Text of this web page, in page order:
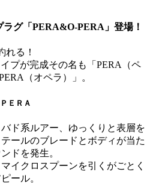
グ「PERA&O-PERA」登場！
れる！
プが完成その名も「PERA（ペ
（オペラ）」。
ＰＥＲＡ
ド系ルアー、ゆっくりと表層を
ールのブレードとボディが当た
ドを発生。
イクロスプーンを引くがごとく
ール。